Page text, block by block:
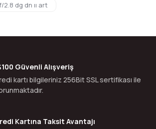
dg dn ıı art
Güvenli Alışveriş
kartı bilgileriniz 256Bit SSL sertifikası ile
Kartına Taksit Avantajı